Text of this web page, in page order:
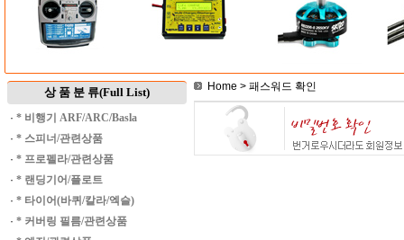
상 품 분 류(Full List)
· * 비행기 ARF/ARC/Basla
· * 스피너/관련상품
· * 프로펠라/관련상품
· * 랜딩기어/플로트
· * 타이어(바퀴/칼라/엑슬)
· * 커버링 필름/관련상품
Home > 패스워드 확인